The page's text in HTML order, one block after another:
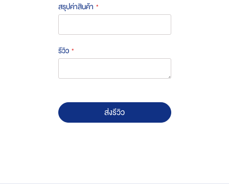
สรุปค่าสินค้า
รีวิว
ส่งรีวิว